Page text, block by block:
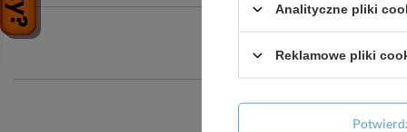
Analityczne pliki
Reklamowe pliki